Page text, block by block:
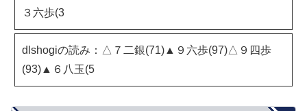
３六歩(3
dlshogiの読み：△７二銀(71)▲９六歩(97)△９四歩
(93)▲６八玉(5